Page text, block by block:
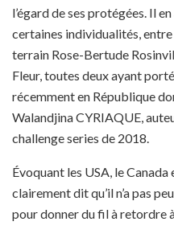
l’égard de ses protégées. Il
certaines individualités,
terrain Rose-Bertude
Fleur, toutes deux ayant
récemment en République
Walandjina CYRIAQUE,
challenge series de 2018.
Évoquant les USA, le
clairement dit qu’il n’a pas
pour donner du fil à retordre